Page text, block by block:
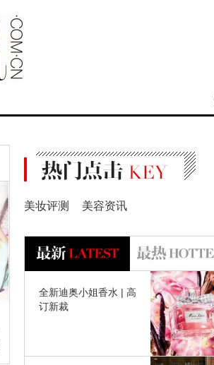
美妆评测 美容资讯
全新迪奥小姐香水 | 高
订新裁